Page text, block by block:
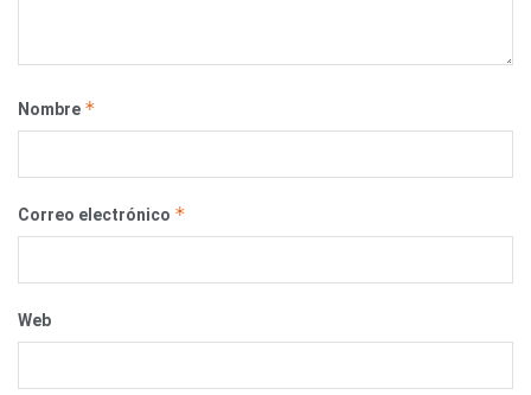
Nombre *
Correo electrónico *
Web